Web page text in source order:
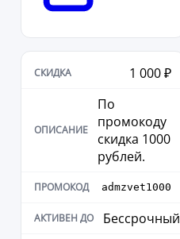
1 000 ₽
По
промокоду
скидка 1000
рублей.
admzvet1000
Бессрочный